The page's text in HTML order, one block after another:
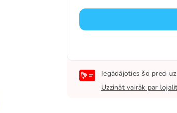
Iegādājoties šo preci
Uzzināt vairāk par